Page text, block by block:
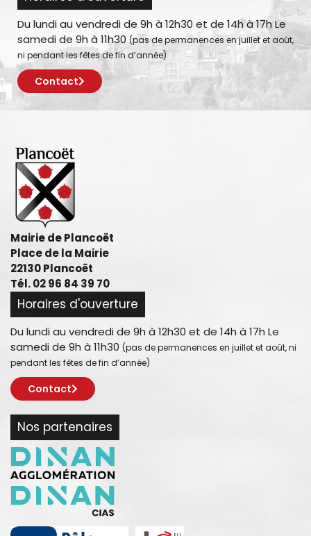
Du lundi au vendredi de 9h à 12h30 et de 14h à 17h Le
samedi de 9h à 11h30 (pas de permanences en juillet et août,
ni pendant les fêtes de fin d’année)
Contact
Mairie de Plancoët
Place de la Mairie
22130 Plancoët
Tél. 02 96 84 39 70
Horaires d'ouverture
Du lundi au vendredi de 9h à 12h30 et de 14h à 17h Le
samedi de 9h à 11h30 (pas de permanences en juillet et août, ni
pendant les fêtes de fin d’année)
Contact
Nos partenaires